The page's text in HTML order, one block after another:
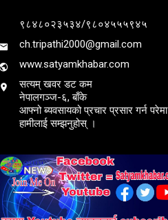
९८४८०२३५३४/९८०४५५५९४५
ch.tripathi2000@gmail.com
www.satyamkhabar.com
सत्यम् खवर डट कम
नेपालगञ्ज-६, बाँके
आफ्नो ब्यवसायको प्रचार प्रसार गर्न परेमा
हामीलाई सम्झनुहोस् ।